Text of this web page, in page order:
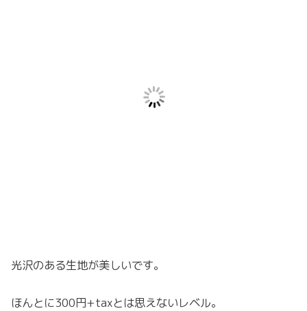
光沢のある生地が美しいです。
ほんとに300円+taxとは思えないレベル。